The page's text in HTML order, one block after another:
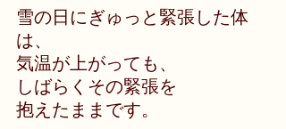
雪の日にぎゅっと緊張した体
は、
気温が上がっても、
しばらくその緊張を
抱えたままです。